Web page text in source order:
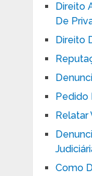
Direito
De
Direito
Pedido
Como